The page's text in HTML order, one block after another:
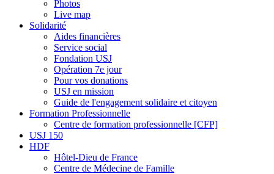
Photos
Live map
Solidarité
Aides financières
Service social
Fondation USJ
Opération 7e jour
Pour vos donations
USJ en mission
Guide de l'engagement solidaire et citoyen
Formation Professionnelle
Centre de formation professionnelle [CFP]
USJ 150
HDF
Hôtel-Dieu de France
Centre de Médecine de Famille